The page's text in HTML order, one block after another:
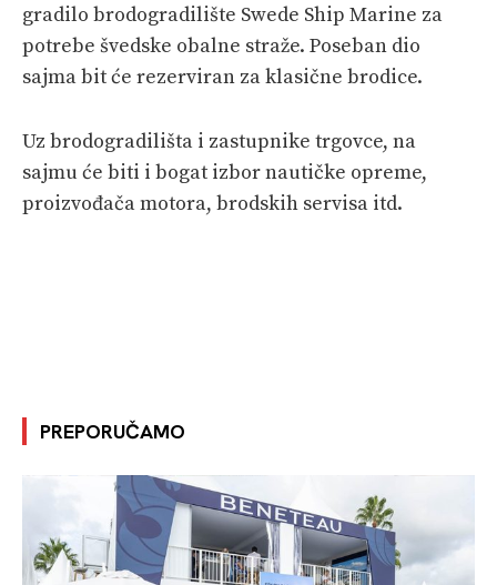
gradilo brodogradilište Swede Ship Marine za
potrebe švedske obalne straže. Poseban dio
sajma bit će rezerviran za klasične brodice.
Uz brodogradilišta i zastupnike trgovce, na
sajmu će biti i bogat izbor nautičke opreme,
proizvođača motora, brodskih servisa itd.
PREPORUČAMO